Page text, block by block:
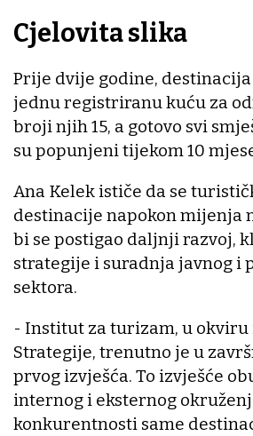
Cjelovita slika
Prije dvije godine,
jednu registriranu kuću za
broji njih 15, a gotovo svi
su popunjeni tijekom 10
Ana Kelek ističe da se
destinacije napokon mijenja
bi se postigao daljnji razvoj,
strategije i suradnja javnog i
sektora.
- Institut za turizam, u okviru
Strategije, trenutno je u
prvog izvješća. To izvješće
internog i eksternog
konkurentnosti same